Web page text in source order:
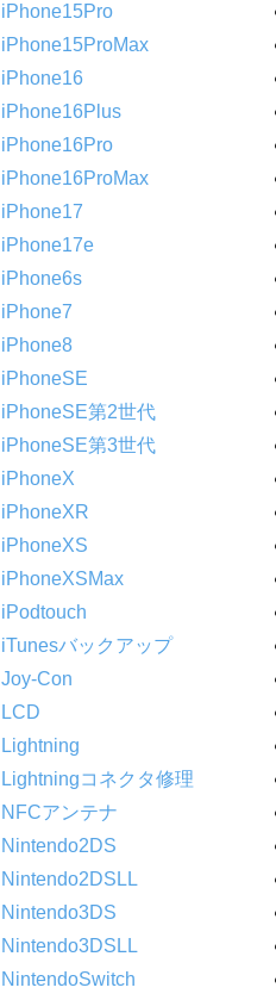
iPhone15Pro
iPhone15ProMax
iPhone16
iPhone16Plus
iPhone16Pro
iPhone16ProMax
iPhone17
iPhone17e
iPhone6s
iPhone7
iPhone8
iPhoneSE
iPhoneSE第2世代
iPhoneSE第3世代
iPhoneX
iPhoneXR
iPhoneXS
iPhoneXSMax
iPodtouch
iTunesバックアップ
Joy-Con
LCD
Lightning
Lightningコネクタ修理
NFCアンテナ
Nintendo2DS
Nintendo2DSLL
Nintendo3DS
Nintendo3DSLL
NintendoSwitch